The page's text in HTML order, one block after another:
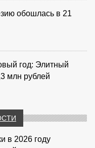
обошлась в 21
год: Элитный
млн рублей
в 2026 году